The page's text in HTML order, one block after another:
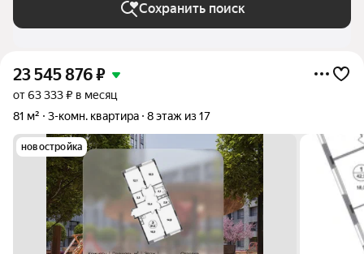
Сохранить поиск
23 545 876₽
от 63 333 ₽ в месяц
81 м²
3-комн. квартира 8 этаж из 17
новостройка